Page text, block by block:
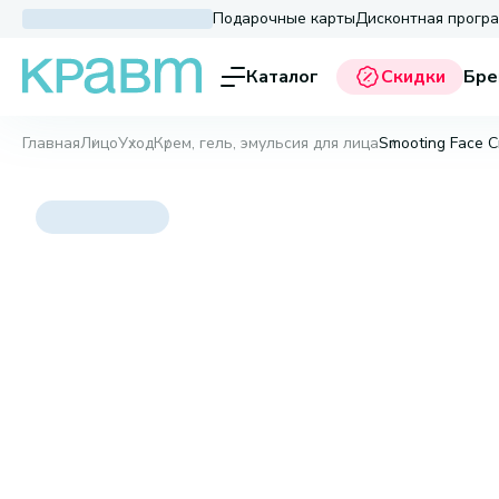
Подарочные картыДисконтная
Каталог Скидки
ГлавнаяЛицоУходКрем, гель, эмульсия для лицаSmooting Face